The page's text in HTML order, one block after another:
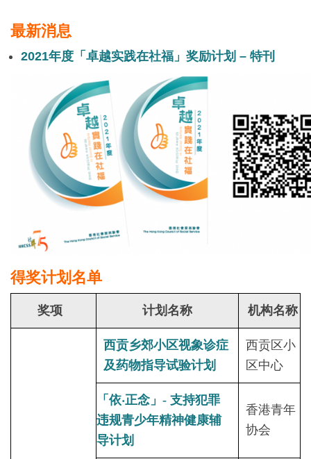
最新消息
2021年度「卓越实践在社福」奖励计划 – 特刊
得奖计划名单
奖项 计划名称 机构名称
西贡乡郊小区视象诊症
及药物指导试验计划
西贡区小
区中心
「依‧正念」- 支持犯罪
违规青少年精神健康辅
导计划
香港青年
协会